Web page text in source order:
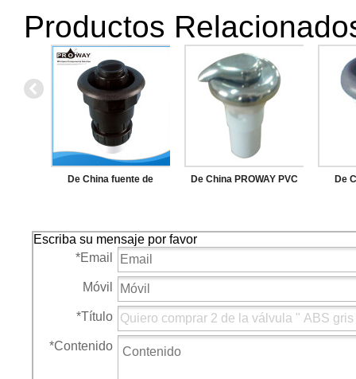
Productos
De China fuente de
válvula de drenaje
De China PROWAY PVC
inoxidable de Control de
aire
De
para
de
Escriba su mensaje por favor
*Email
Móvil
*Título
*Contenido